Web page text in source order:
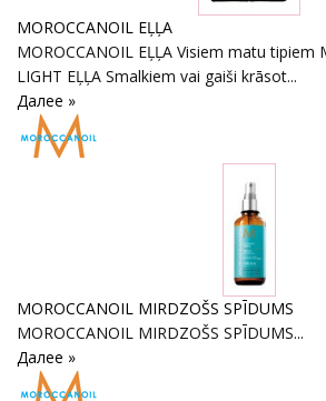
MOROCCANOIL EĻĻA
MOROCCANOIL EĻĻA Visiem matu tipiem
LIGHT EĻĻA Smalkiem vai gaiši krāsot...
Далее »
MOROCCANOIL MIRDZOŠS SPĪDUMS
MOROCCANOIL MIRDZOŠS SPĪDUMS...
Далее »